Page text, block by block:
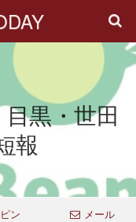
黒・世田
報
ピン メール